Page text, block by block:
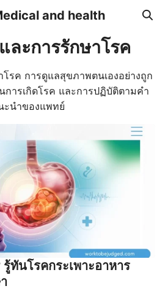
and health
ละการรักษาโรค
รค การดูแลสุขภาพตนเองอย่างถูก
ารเกิดโรค และการปฏิบัติตามคำ
ะนำของแพทย์
ทันโรคกระเพาะอาหาร